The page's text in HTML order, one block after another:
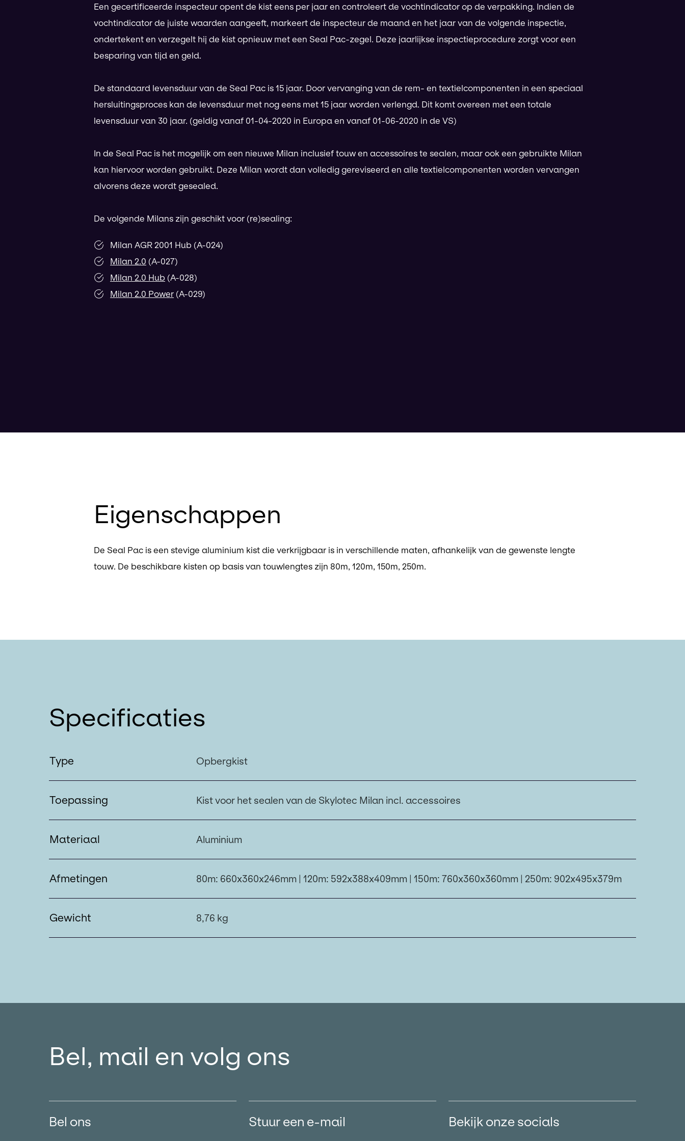
Een gecertificeerde inspecteur opent de kist eens per jaar en controleert de vochtindicator op de verpakking. Indien de
vochtindicator de juiste waarden aangeeft, markeert de inspecteur de maand en het jaar van de volgende inspectie,
ondertekent en verzegelt hij de kist opnieuw met een Seal Pac-zegel. Deze jaarlijkse inspectieprocedure zorgt voor een
besparing van tijd en geld.
De standaard levensduur van de Seal Pac is 15 jaar. Door vervanging van de rem- en textielcomponenten in een speciaal
hersluitingsproces kan de levensduur met nog eens met 15 jaar worden verlengd. Dit komt overeen met een totale
levensduur van 30 jaar. (geldig vanaf 01-04-2020 in Europa en vanaf 01-06-2020 in de VS)
In de Seal Pac is het mogelijk om een nieuwe Milan inclusief touw en accessoires te sealen, maar ook een gebruikte Milan
kan hiervoor worden gebruikt. Deze Milan wordt dan volledig gereviseerd en alle textielcomponenten worden vervangen
alvorens deze wordt gesealed.
De volgende Milans zijn geschikt voor (re)sealing:
Milan AGR 2001 Hub (A-024)
Milan 2.0 (A-027)
Milan 2.0 Hub (A-028)
Milan 2.0 Power (A-029)
Eigenschappen
De Seal Pac is een stevige aluminium kist die verkrijgbaar is in verschillende maten, afhankelijk van de gewenste lengte
touw. De beschikbare kisten op basis van touwlengtes zijn 80m, 120m, 150m, 250m.
Specificaties
Type Opbergkist
Toepassing Kist voor het sealen van de Skylotec Milan incl. accessoires
Materiaal Aluminium
Afmetingen 80m: 660x360x246mm | 120m: 592x388x409mm | 150m: 760x360x360mm | 250m: 902x495x379m
Gewicht 8,76 kg
Bel, mail en volg ons
Bel ons Stuur een e-mail Bekijk onze socials